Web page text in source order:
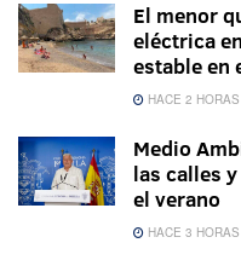
El menor
eléctrica
estable en
HACE 2 HORAS
Medio
las calles
el verano
HACE 3 HORAS